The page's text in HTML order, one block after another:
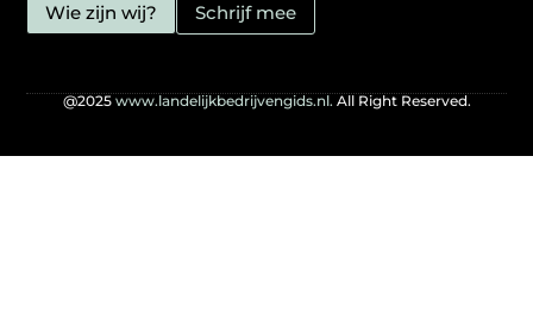
Wie zijn wij? Schrijf mee
@2025www.landelijkbedrijvengids.nl.All Right Reserved.